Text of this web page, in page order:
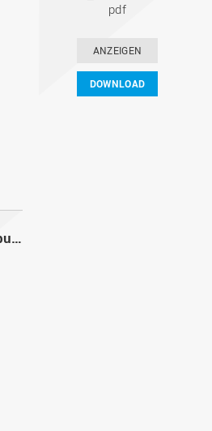
pdf
ANZEIGEN
DOWNLOAD
MoPPS_Modulhandbuch_20091201.pdf